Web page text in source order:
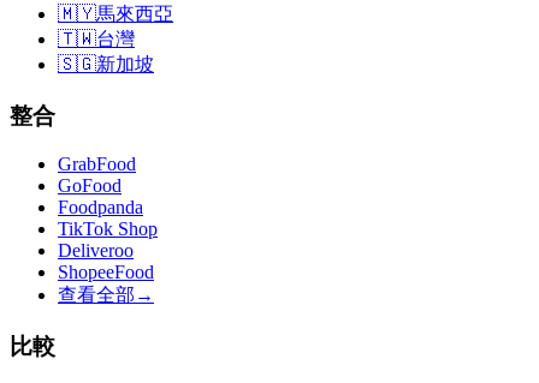
🇲🇾馬來西亞
🇹🇼台灣
🇸🇬新加坡
整合
GrabFood
GoFood
Foodpanda
TikTok Shop
Deliveroo
ShopeeFood
查看全部 →
比較